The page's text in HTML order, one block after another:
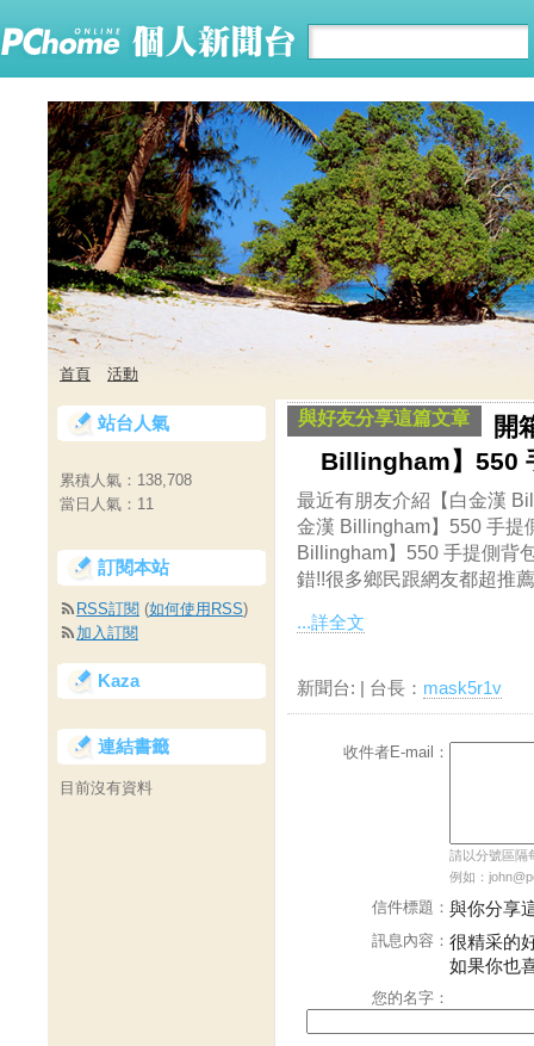
首頁 活動
與好友分享這篇文章
開
Billingham】550
最近有朋友介紹【白金漢
金漢 Billingham】550 手提
Billingham】550 手提側背
錯!!很多鄉民跟網友都超推
...詳全文
新聞台: | 台長： mask5r1v
收件者E-mail：
請以分號區隔
例如：
信件標題： 與你分享
訊息內容： 很精采的
如果你也
您的名字：
站台人氣
累積人氣： 138,708
當日人氣： 11
訂閱本站
RSS訂閱 (如何使用RSS)
加入訂閱
Kaza
連結書籤
目前沒有資料